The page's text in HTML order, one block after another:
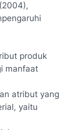
produk
manfaat
atribut yang
yaitu